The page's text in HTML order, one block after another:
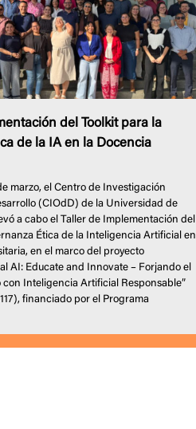
del Toolkit para la
de la IA en la Docencia
marzo, el Centro de Investigación
(CIOdD) de la Universidad de
a cabo el Taller de Implementación del
Ética de la Inteligencia Artificial en
en el marco del proyecto
AI: Educate and Innovate – Forjando el
Inteligencia Artificial Responsable”
financiado por el Programa